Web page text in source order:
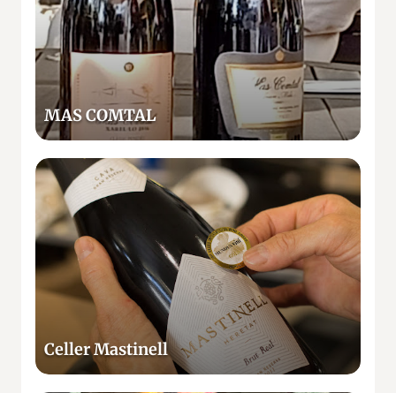
MAS COMTAL
O
M
T
A
Celler Mastinell
C
e
l
r
M
t